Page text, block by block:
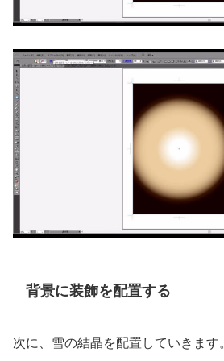
背景に装飾を配置する
次に、雪の結晶を配置していきます。